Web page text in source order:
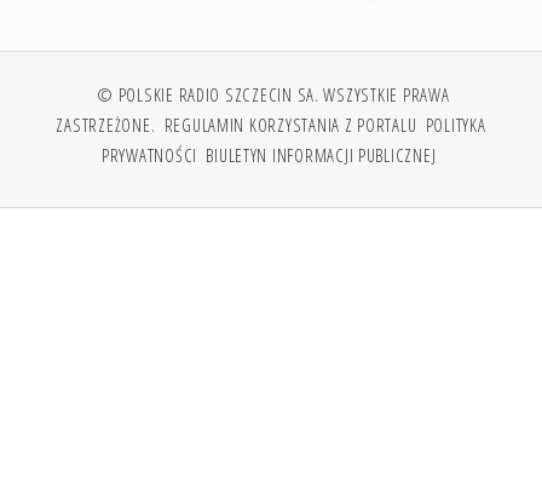
© POLSKIE RADIO SZCZECIN SA. WSZYSTKIE PRAWA
ZASTRZEŻONE. REGULAMIN KORZYSTANIA Z PORTALU POLITYKA
PRYWATNOŚCI BIULETYN INFORMACJI PUBLICZNEJ